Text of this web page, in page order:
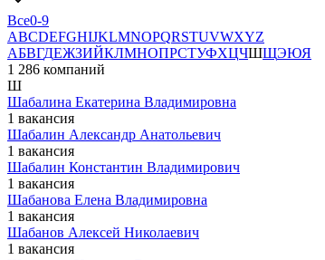
Все0-9
ABCDEFGHIJKLMNOPQRSTUVWXYZ
АБВГДЕЖЗИЙКЛМНОПРСТУФХЦЧШЩЭЮЯ
1 286 компаний
Ш
Шабалина Екатерина Владимировна
1 вакансия
Шабалин Александр Анатольевич
1 вакансия
Шабалин Константин Владимирович
1 вакансия
Шабанова Елена Владимировна
1 вакансия
Шабанов Алексей Николаевич
1 вакансия